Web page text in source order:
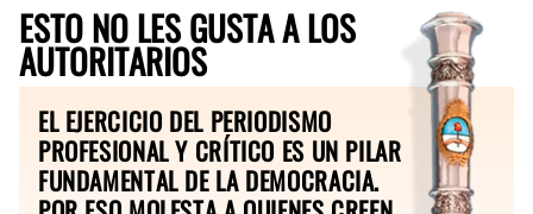
ESTO NO LES GUSTA A LOS
AUTORITARIOS
EL EJERCICIO DEL PERIODISMO
PROFESIONAL Y CRÍTICO ES UN PILAR
FUNDAMENTAL DE LA DEMOCRACIA.